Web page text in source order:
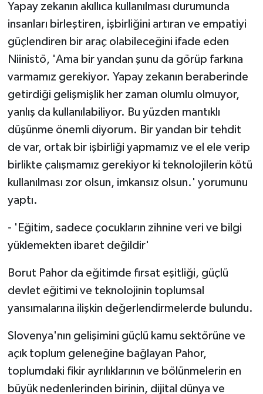
Yapay zekanın akıllıca kullanılması durumunda
insanları birleştiren, işbirliğini artıran ve empatiyi
güçlendiren bir araç olabileceğini ifade eden
Niinistö, 'Ama bir yandan şunu da görüp farkına
varmamız gerekiyor. Yapay zekanın beraberinde
getirdiği gelişmişlik her zaman olumlu olmuyor,
yanlış da kullanılabiliyor. Bu yüzden mantıklı
düşünme önemli diyorum. Bir yandan bir tehdit
de var, ortak bir işbirliği yapmamız ve el ele verip
birlikte çalışmamız gerekiyor ki teknolojilerin kötü
kullanılması zor olsun, imkansız olsun.' yorumunu
yaptı.
- 'Eğitim, sadece çocukların zihnine veri ve bilgi
yüklemekten ibaret değildir'
Borut Pahor da eğitimde fırsat eşitliği, güçlü
devlet eğitimi ve teknolojinin toplumsal
yansımalarına ilişkin değerlendirmelerde bulundu.
Slovenya'nın gelişimini güçlü kamu sektörüne ve
açık toplum geleneğine bağlayan Pahor,
toplumdaki fikir ayrılıklarının ve bölünmelerin en
büyük nedenlerinden birinin, dijital dünya ve